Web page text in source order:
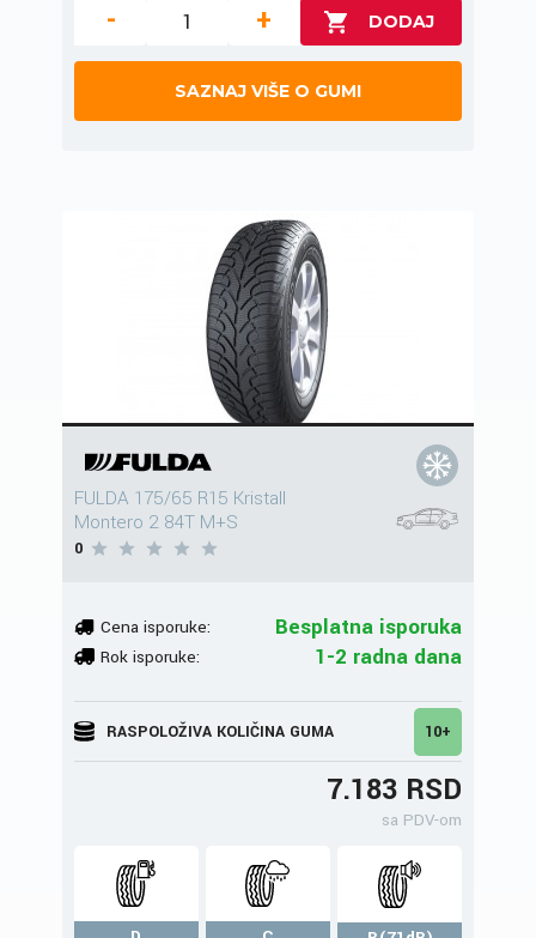
- +
SAZNAJ VIŠE O GUMI
FULDA 175/65 R15 Kristall
Montero 2 84T M+S
0
Cena isporuke: Besplatna isporuka
Rok isporuke: 1-2 radna dana
RASPOLOŽIVA KOLIČINA GUMA 10+
7.183 RSD
sa PDV-om